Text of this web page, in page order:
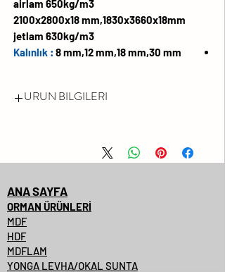
airlam 650kg/m3
2100x2800x18 mm,1830x3660x18mm
jetlam 630kg/m3
Kalınlık : 8 mm,12 mm,18 mm,30 mm
URUN BILGILERI
LÜTFEN FSC® SERTİFİKALI
DARBEYE VE ÇİZİLMEYE KARŞI
YÜZEY DAYANIMI YÜKSEKTİR
SOLMAYA VE KİMYASALLARA
KARŞI DAYANIMLIDIR
%99.99'A VARAN
ANA SAYFA
ORMAN ÜRÜNLERİ
MDF
HDF
MDFLAM
YONGA LEVHA/OKAL SUNTA